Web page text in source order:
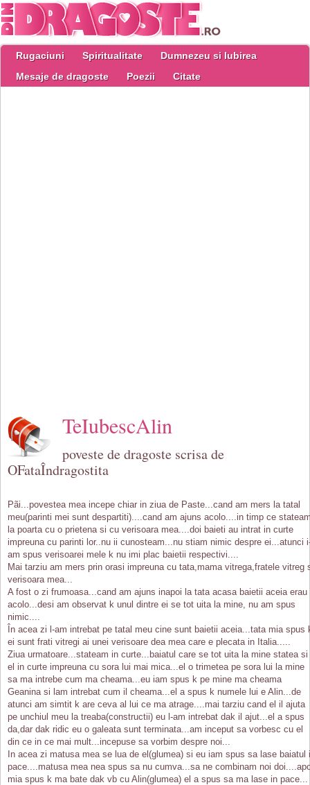
Rugaciuni Spiritualitate
Dumnezeu si Iubirea
Mesaje de dragoste
Poezii Citate
TeIubescAlin
poveste de dragoste scrisa de
OFataÎndragostita
Pãi...povestea mea incepe chiar in ziua de Paste...cand am mers la tatal
meu(parinti mei sunt despartiti)....cand am ajuns acolo....in timp ce
la poarta cu o prietena si cu verisoara mea....doi baieti au intrat in curte
impreuna cu parinti lor..nu ii cunosteam...nu stiam nimic despre ei...atunci
am spus verisoarei mele k nu imi plac baietii respectivi....
Mai tarziu am mers prin orasi impreuna cu tata,mama vitrega,fratele vitreg
verisoara mea...
A fost o zi frumoasa...cand am ajuns inapoi la tata acasa baietii aceia erau
acolo...desi am observat k unul dintre ei se tot uita la mine, nu am spus
nimic....
În acea zi l-am intrebat pe tatal meu cine sunt baietii aceia...tata mia spus
ei sunt frati vitregi ai unei verisoare dea mea care e plecata in Italia.....
Ziua urmatoare...stateam in curte...baiatul care se tot uita la mine statea si
el in curte impreuna cu sora lui mai mica...el o trimetea pe sora lui la mine
sa ma intrebe cum ma cheama...eu iam spus k pe mine ma cheama
Geanina si lam intrebat cum il cheama...el a spus k numele lui e Alin...de
atunci am simtit k are ceva al lui ce ma atrage....mai tarziu cand el il ajuta
pe unchiul meu la treaba(constructii) eu l-am intrebat dak il ajut...el a spus
da,dar dak ridic eu o galeata sunt terminata...am inceput sa vorbesc cu el
din ce in ce mai mult...incepuse sa vorbim despre noi...
In acea zi matusa mea se lua de el(glumea) si eu iam spus sa lase baiatul
pace....matusa mea nea spus sa nu cumva...sa ne combinam noi
mia spus k ma bate dak vb cu Alin(glumea) el a spus sa ma lase in pace...